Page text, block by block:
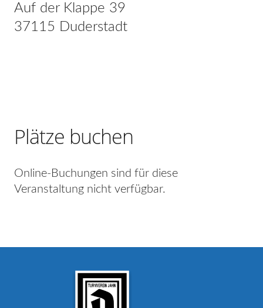
Auf der Klappe 39
37115 Duderstadt
Plätze buchen
Online-Buchungen sind für diese
Veranstaltung nicht verfügbar.